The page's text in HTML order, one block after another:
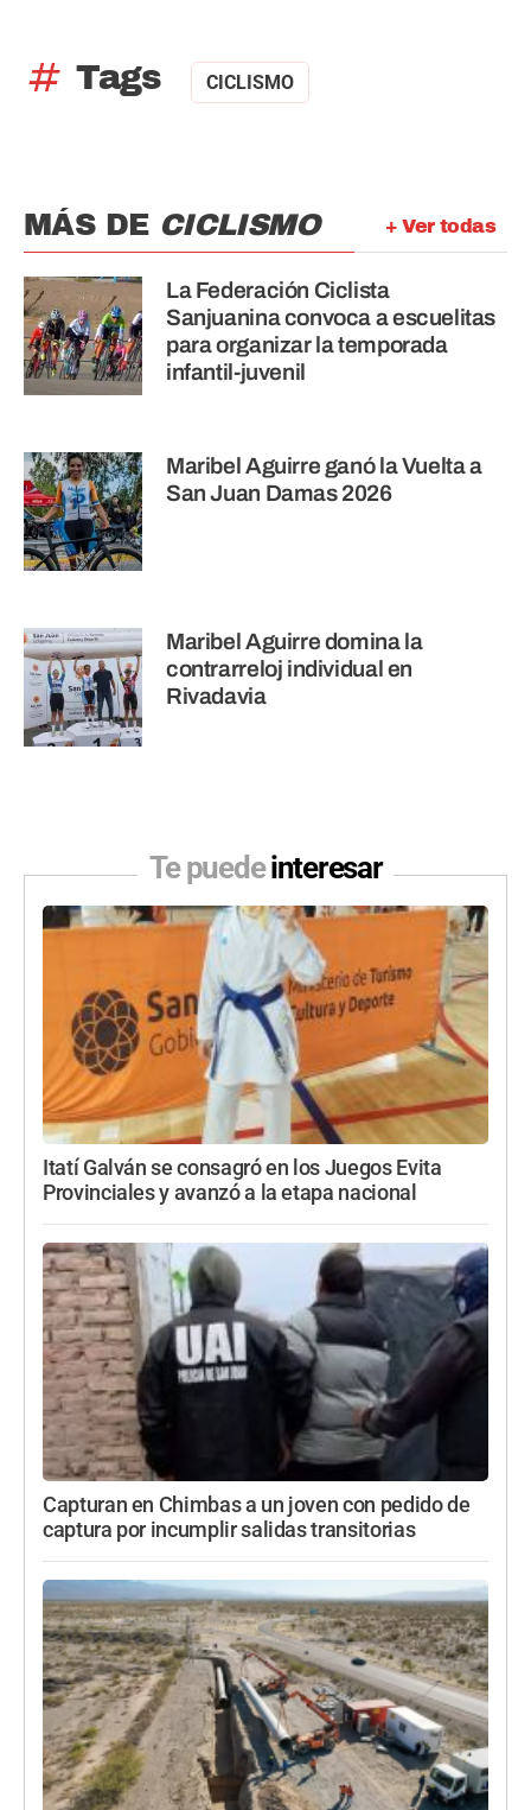
tag Tags CICLISMO
+ Ver todas
MÁS DE CICLISMO
La Federación Ciclista
Sanjuanina convoca a escuelitas
para organizar la temporada
infantil-juvenil
Maribel Aguirre ganó la Vuelta a
San Juan Damas 2026
Maribel Aguirre domina la
contrarreloj individual en
Rivadavia
Te puedeinteresar
Itatí Galván se consagró en los Juegos Evita
Provinciales y avanzó a la etapa nacional
Capturan en Chimbas a un joven con pedido de
captura por incumplir salidas transitorias